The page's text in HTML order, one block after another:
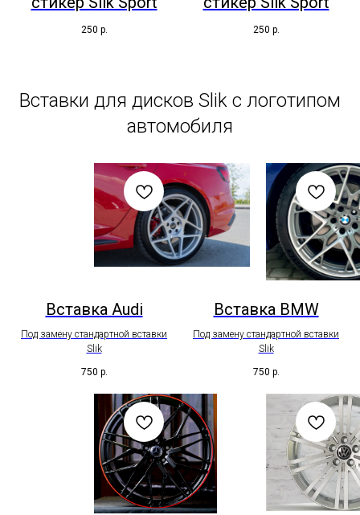
250 р. 250 р.
Вставки для дисков Slik с логотипом
автомобиля
Вставка Audi
Под замену стандартной вставки
Slik
750 р.
Вставка BMW
Под замену стандартной вставки
Slik
750 р.